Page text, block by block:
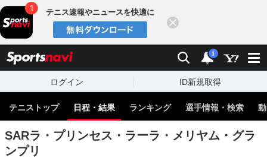
テニス速報やニュースを快適に
検索 通知
i
ログイン ID新規取得
テニストップ 日程・結果 ランキング 選手情報・検索
SARラ・プリンセス・ラーラ・メリヤム・グラ
ンプリ